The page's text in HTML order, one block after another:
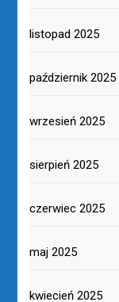
listopad 2025
październik 2025
wrzesień 2025
sierpień 2025
czerwiec 2025
maj 2025
kwiecień 2025